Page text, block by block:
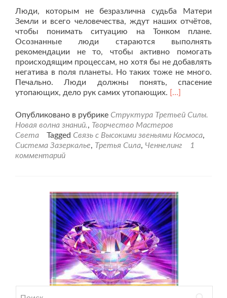
Люди, которым не безразлична судьба Матери
Земли и всего человечества, ждут наших отчётов,
чтобы понимать ситуацию на Тонком плане.
Осознанные люди стараются выполнять
рекомендации не то, чтобы активно помогать
происходящим процессам, но хотя бы не добавлять
негатива в поля планеты. Но таких тоже не много.
Печально. Люди должны понять, спасение
утопающих, дело рук самих утопающих. Читать
проПередача
потенциала
Третьей
Силы
[…]
Опубликовано в рубрике Структура Третьей Силы.
Новая волна знаний., Творчество Мастеров
Света
Tagged Связь с Высокими звеньями Космоса,
Система Зазеркалье, Третья Сила, Ченнелинг
1
комментарий